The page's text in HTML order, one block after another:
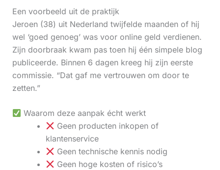
Een voorbeeld uit de praktijk
Jeroen (38) uit Nederland twijfelde maanden of hij
wel ‘goed genoeg’ was voor online geld verdienen.
Zijn doorbraak kwam pas toen hij één simpele blog
publiceerde. Binnen 6 dagen kreeg hij zijn eerste
commissie. “Dat gaf me vertrouwen om door te
zetten.”
Waarom deze aanpak écht werkt
Geen producten inkopen of
klantenservice
Geen technische kennis nodig
Geen hoge kosten of risico’s